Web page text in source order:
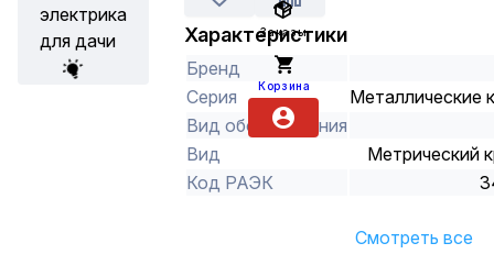
Заказы
Корзина
электрика
для дачи
Характеристики
Бренд
Серия
Металлические
Вид оборудования
Вид
Метрический
Код РАЭК
Смотреть все